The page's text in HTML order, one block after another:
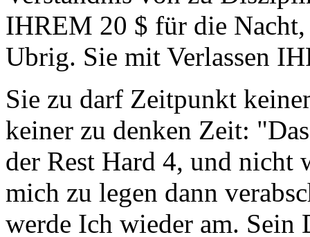
IHREM 20 $ für die
Ubrig. Sie mit Verlassen
Sie zu darf Zeitpunkt
keiner zu denken Zeit:
der Rest Hard 4, und nicht
mich zu legen dann
werde Ich wieder am. Sein